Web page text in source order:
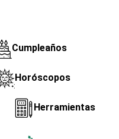
Cumpleaños
Horóscopos
Herramientas